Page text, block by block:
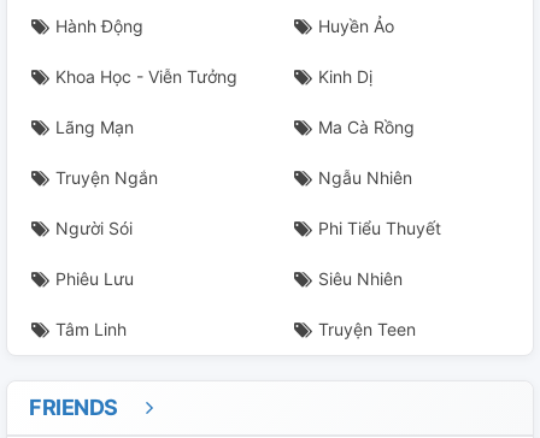
Hành Động Huyền Ảo
Khoa Học - Viễn Tưởng Kinh Dị
Lãng Mạn Ma Cà Rồng
Truyện Ngắn Ngẫu Nhiên
Người Sói Phi Tiểu Thuyết
Phiêu Lưu Siêu Nhiên
Tâm Linh Truyện Teen
FRIENDS